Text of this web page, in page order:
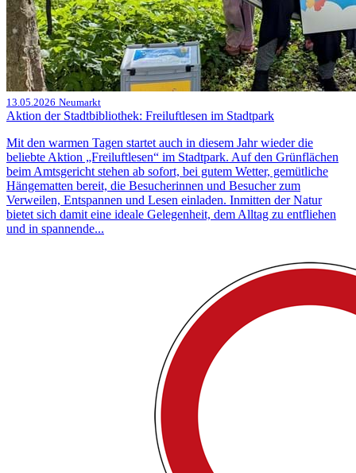
13.05.2026 Neumarkt
Aktion der Stadtbibliothek: Freiluftlesen im Stadtpark
Mit den warmen Tagen startet auch in diesem Jahr wieder die
beliebte Aktion „Freiluftlesen“ im Stadtpark. Auf den Grünflächen
beim Amtsgericht stehen ab sofort, bei gutem Wetter, gemütliche
Hängematten bereit, die Besucherinnen und Besucher zum
Verweilen, Entspannen und Lesen einladen. Inmitten der Natur
bietet sich damit eine ideale Gelegenheit, dem Alltag zu entfliehen
und in spannende...